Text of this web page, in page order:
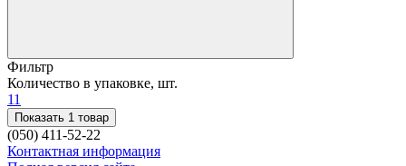
Фильтр
Количество в упаковке, шт.
11
Показать 1 товар
(050) 411-52-22
Контактная информация